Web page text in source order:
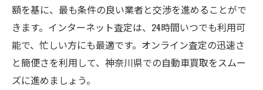
額を基に、最も条件の良い業者と交渉を進めることがで
きます。インターネット査定は、24時間いつでも利用可
能で、忙しい方にも最適です。オンライン査定の迅速さ
と簡便さを利用して、神奈川県での自動車買取をスムー
ズに進めましょう。